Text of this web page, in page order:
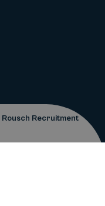
Rousch Recruitment